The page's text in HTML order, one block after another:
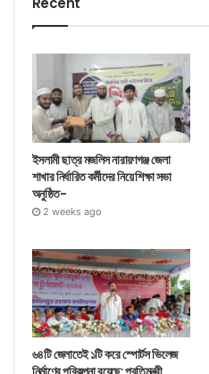
ইসলামী ছাত্র মজলিস নারায়ণগঞ্জ জেলা
শাখার নির্ধারিত কর্মীদের নিয়ে শিক্ষা সভা
অনুষ্ঠিত-
2 weeks ago
৬৪টি জেলাতেই ১টি করে স্পোর্টস ভিলেজ